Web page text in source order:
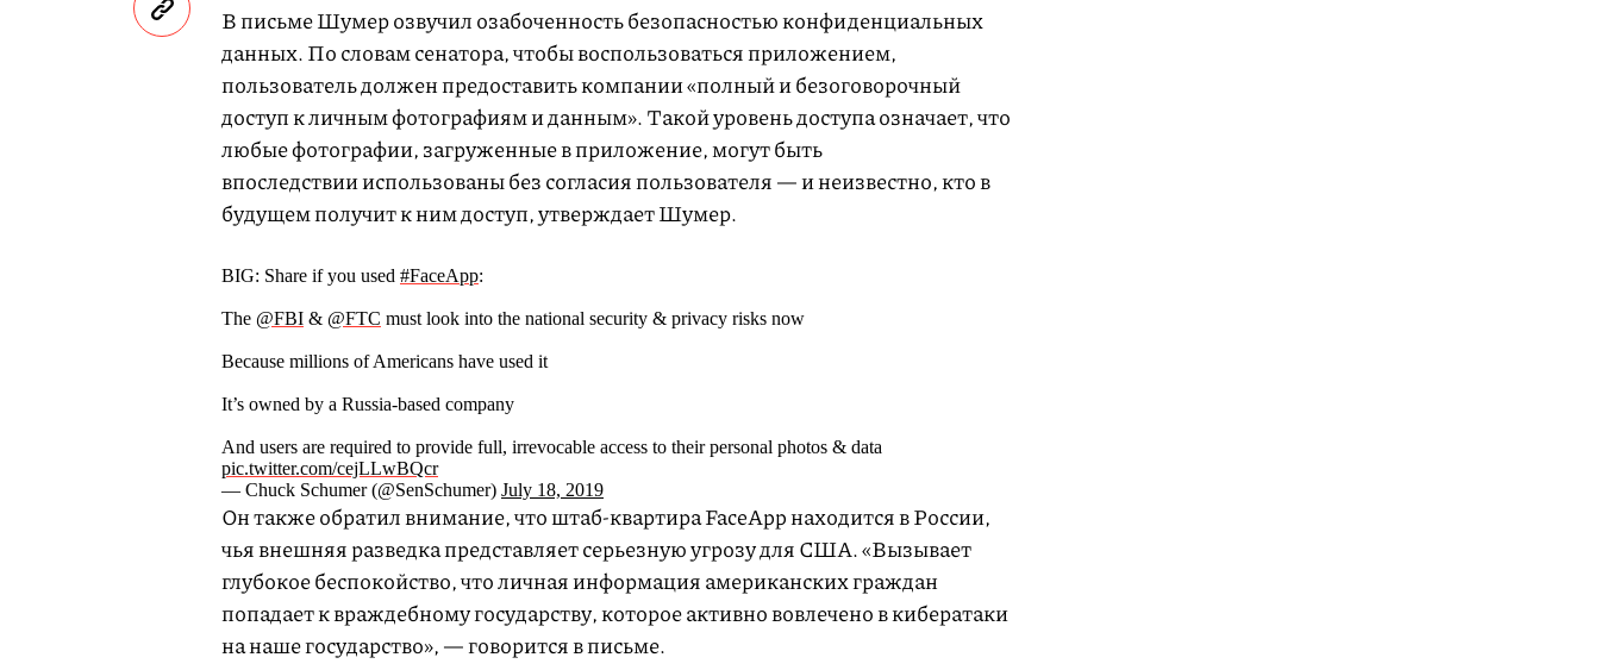
В письме Шумер озвучил озабоченность безопасностью конфиденциальных
данных. По словам сенатора, чтобы воспользоваться приложением,
пользователь должен предоставить компании «полный и безоговорочный
доступ к личным фотографиям и данным». Такой уровень доступа означает, что
любые фотографии, загруженные в приложение, могут быть
впоследствии использованы без согласия пользователя — и неизвестно, кто в
будущем получит к ним доступ, утверждает Шумер.
BIG: Share if you used #FaceApp:
The @FBI & @FTC must look into the national security & privacy risks now
Because millions of Americans have used it
It’s owned by a Russia-based company
And users are required to provide full, irrevocable access to their personal photos & data
pic.twitter.com/cejLLwBQcr
— Chuck Schumer (@SenSchumer) July 18, 2019
Он также обратил внимание, что штаб-квартира FaceApp находится в России,
чья внешняя разведка представляет серьезную угрозу для США. «Вызывает
глубокое беспокойство, что личная информация американских граждан
попадает к враждебному государству, которое активно вовлечено в кибератаки
на наше государство», — говорится в письме.